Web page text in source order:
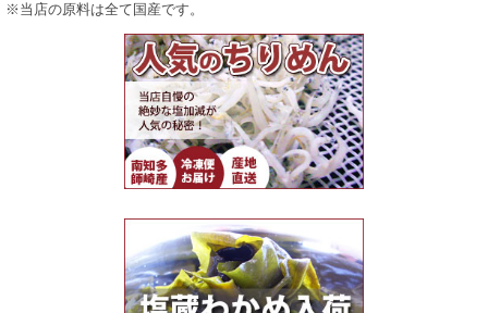
※当店の原料は全て国産です。